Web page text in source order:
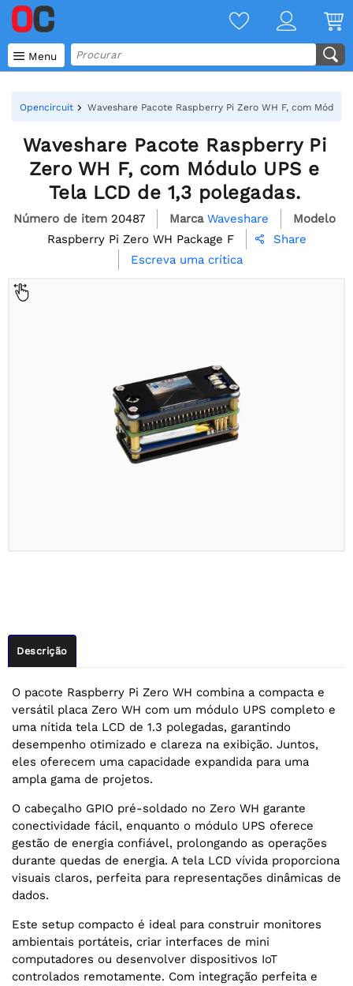
 Menu
Opencircuit Waveshare Pacote Raspberry Pi Zero WH F, com Módulo
Waveshare Pacote Raspberry Pi
Zero WH F, com Módulo UPS e
Tela LCD de 1,3 polegadas.
Número de item 20487 Marca Waveshare
Modelo
Raspberry Pi Zero WH Package F

Share
Escreva uma crítica
Descrição
O pacote Raspberry Pi Zero WH combina a compacta e
versátil placa Zero WH com um módulo UPS completo e
uma nítida tela LCD de 1.3 polegadas, garantindo
desempenho otimizado e clareza na exibição. Juntos,
eles oferecem uma capacidade expandida para uma
ampla gama de projetos.
O cabeçalho GPIO pré-soldado no Zero WH garante
conectividade fácil, enquanto o módulo UPS oferece
gestão de energia confiável, prolongando as operações
durante quedas de energia. A tela LCD vívida proporciona
visuais claros, perfeita para representações dinâmicas de
dados.
Este setup compacto é ideal para construir monitores
ambientais portáteis, criar interfaces de mini
computadores ou desenvolver dispositivos IoT
controlados remotamente. Com integração perfeita e